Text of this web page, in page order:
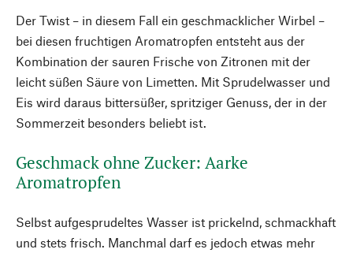
Der Twist – in diesem Fall ein geschmacklicher Wirbel –
bei diesen fruchtigen Aromatropfen entsteht aus der
Kombination der sauren Frische von Zitronen mit der
leicht süßen Säure von Limetten. Mit Sprudelwasser und
Eis wird daraus bittersüßer, spritziger Genuss, der in der
Sommerzeit besonders beliebt ist.
Geschmack ohne Zucker: Aarke
Aromatropfen
Selbst aufgesprudeltes Wasser ist prickelnd, schmackhaft
und stets frisch. Manchmal darf es jedoch etwas mehr